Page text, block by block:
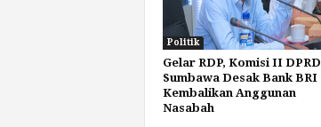
Politik
Gelar RDP, Komisi II DPRD
Sumbawa Desak Bank BRI
Kembalikan Anggunan
Nasabah